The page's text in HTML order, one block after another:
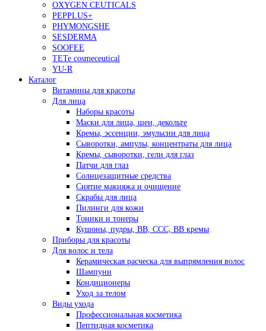
OXYGEN CEUTICALS
PEPPLUS+
PHYMONGSHE
SESDERMA
SOOFEE
TETe cosmeceutical
YU-R
Каталог
Витамины для красоты
Для лица
Наборы красоты
Маски для лица, шеи, декольте
Кремы, эссенции, эмульсии для лица
Сыворотки, ампулы, концентраты для лица
Кремы, сыворотки, гели для глаз
Патчи для глаз
Солнцезащитные средства
Снятие макияжа и очищение
Скрабы для лица
Пилинги для кожи
Тоники и тонеры
Кушоны, пудры, ВВ, ССС, ВВ кремы
Приборы для красоты
Для волос и тела
Керамическая расческа для выпрямления волос
Шампуни
Кондиционеры
Уход за телом
Виды ухода
Профессиональная косметика
Пептидная косметика